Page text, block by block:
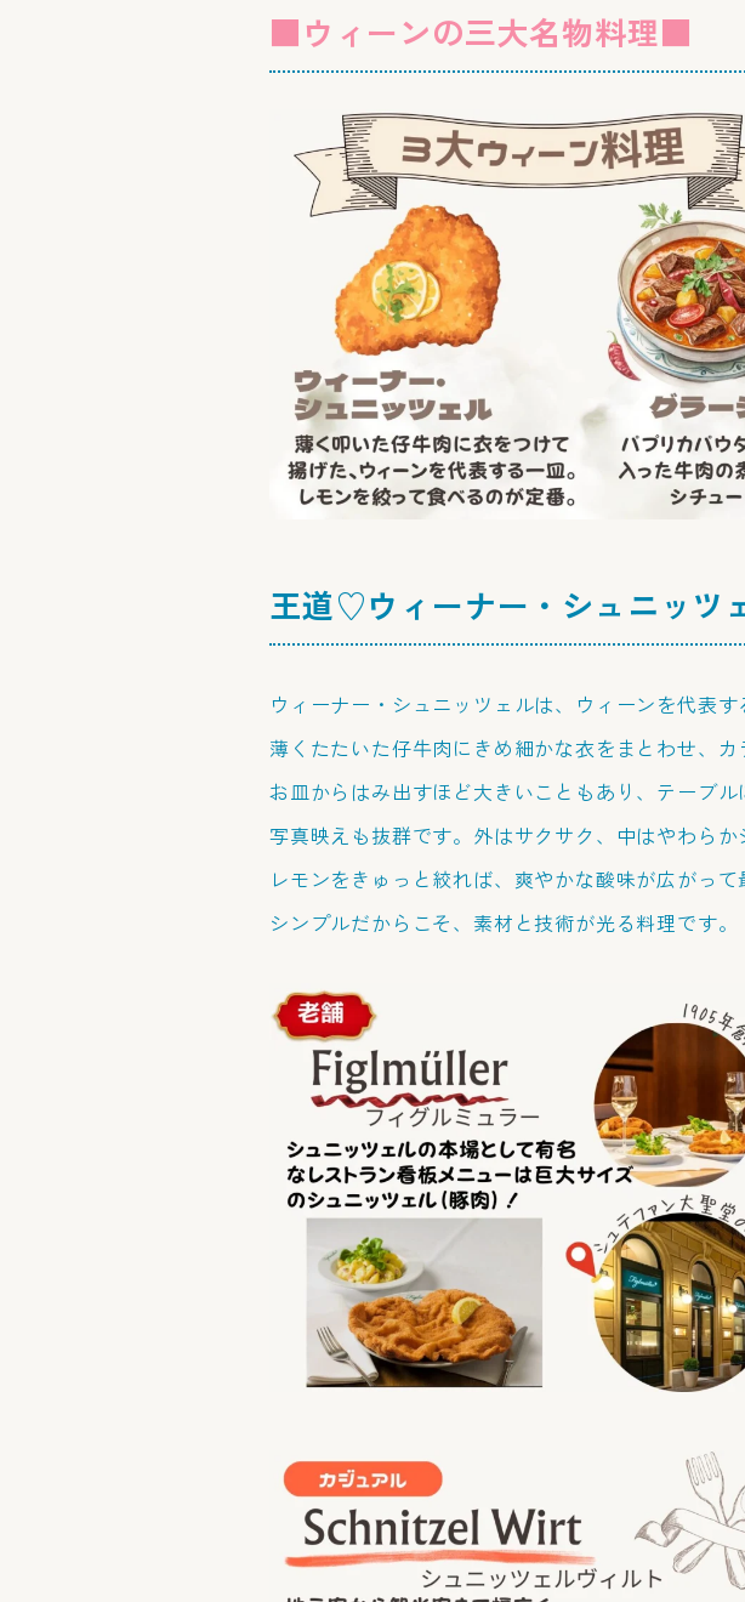
■ウィーンの三大名物料理■
王道♡ウィーナー・シュニッツ
ウィーナー・シュニッツェルは、ウィーンを代表す
薄くたたいた仔牛肉にきめ細かな衣をまとわせ、カ
お皿からはみ出すほど大きいこともあり、テーブ
写真映えも抜群です。外はサクサク、中はやわらか
レモンをきゅっと絞れば、爽やかな酸味が広がって
シンプルだからこそ、素材と技術が光る料理です。